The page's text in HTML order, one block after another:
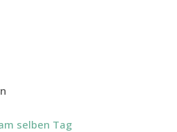
selben Tag